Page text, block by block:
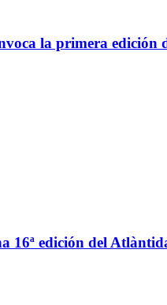
la primera
16ª edición del